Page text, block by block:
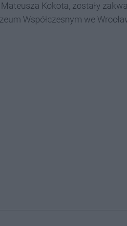
Kokota, zostały
Współczesnym we